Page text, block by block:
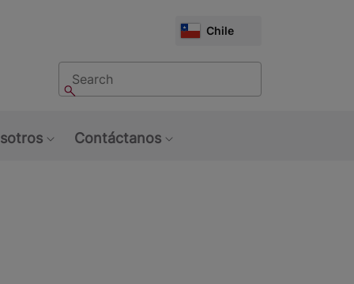
CHOOSE
MARKET
Chile
Buscar
Buscar
Contáctanos